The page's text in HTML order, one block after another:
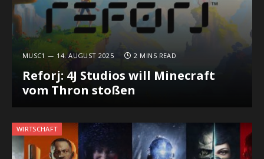
MUSC1 14. AUGUST 2025 2 MINS READ
Reforj: 4J Studios will Minecraft
vom Thron stoßen
WIRTSCHAFT